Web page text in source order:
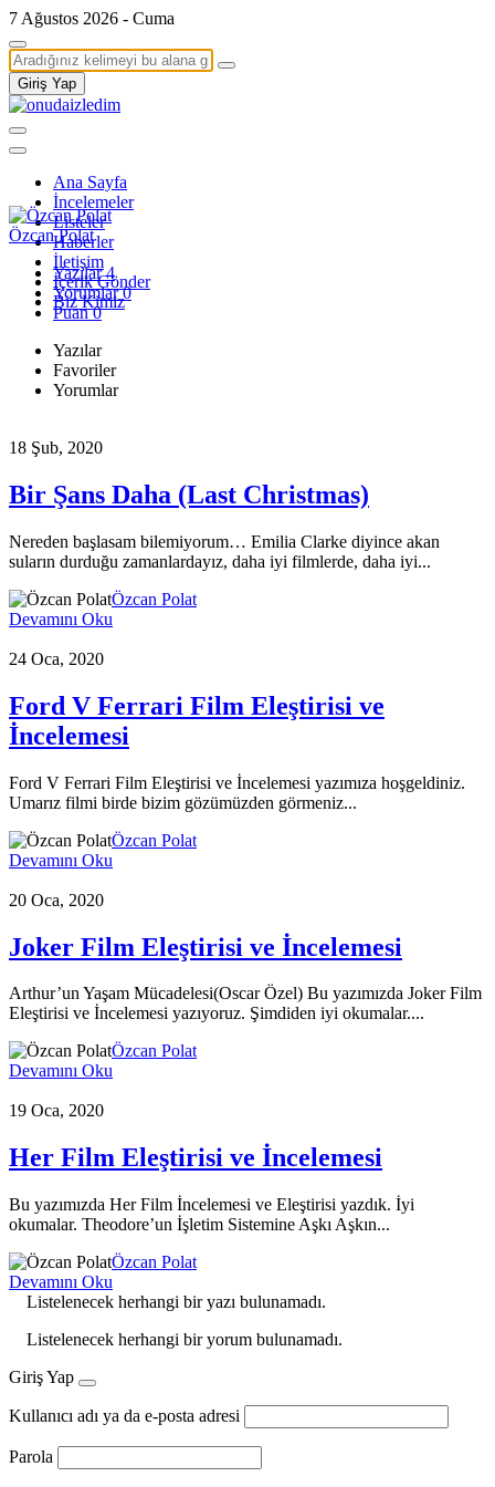
7 Ağustos 2026 - Cuma
Giriş Yap
Ana Sayfa
İncelemeler
Listeler
Haberler
İletişim
İçerik Gönder
Biz Kimiz
Özcan Polat
Yazılar 4
Yorumlar 0
Puan 0
Yazılar
Favoriler
Yorumlar
18 Şub, 2020
Bir Şans Daha (Last Christmas)
Nereden başlasam bilemiyorum… Emilia Clarke diyince akan
suların durduğu zamanlardayız, daha iyi filmlerde, daha iyi...
Özcan Polat
Devamını Oku
24 Oca, 2020
Ford V Ferrari Film Eleştirisi ve
İncelemesi
Ford V Ferrari Film Eleştirisi ve İncelemesi yazımıza hoşgeldiniz.
Umarız filmi birde bizim gözümüzden görmeniz...
Özcan Polat
Devamını Oku
20 Oca, 2020
Joker Film Eleştirisi ve İncelemesi
Arthur’un Yaşam Mücadelesi(Oscar Özel) Bu yazımızda Joker Film
Eleştirisi ve İncelemesi yazıyoruz. Şimdiden iyi okumalar....
Özcan Polat
Devamını Oku
19 Oca, 2020
Her Film Eleştirisi ve İncelemesi
Bu yazımızda Her Film İncelemesi ve Eleştirisi yazdık. İyi
okumalar. Theodore’un İşletim Sistemine Aşkı Aşkın...
Özcan Polat
Devamını Oku
Listelenecek herhangi bir yazı bulunamadı.
Listelenecek herhangi bir yorum bulunamadı.
Giriş Yap
Kullanıcı adı ya da e-posta adresi
Parola